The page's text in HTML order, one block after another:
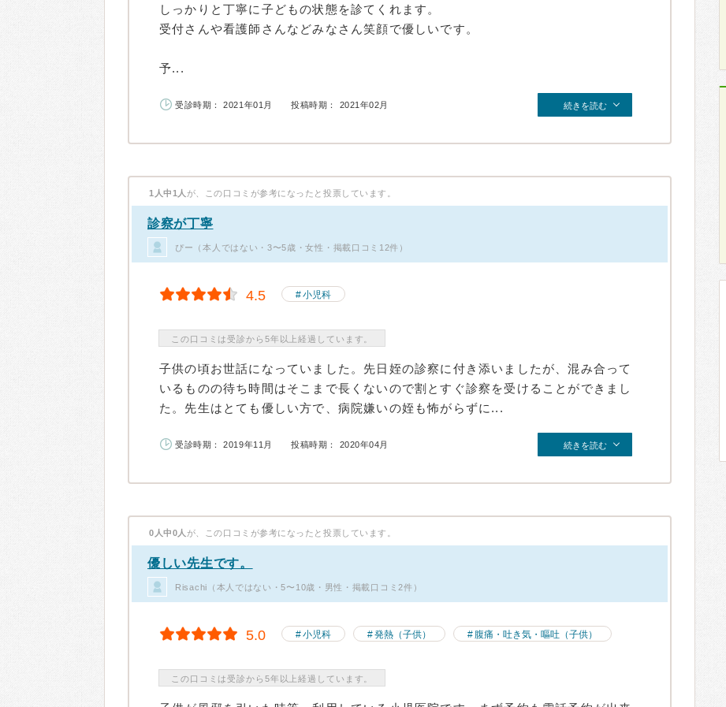
しっかりと丁寧に子どもの状態を診てくれます。
受付さんや看護師さんなどみなさん笑顔で優しいです。
予...
受診時期： 2021年01月 投稿時期： 2021年02月 続きを読む
1人中1人 が、この口コミが参考になったと投票しています。
診察が丁寧
ぴー（本人ではない・3〜5歳・女性・掲載口コミ12件）
4.5 小児科
この口コミは受診から5年以上経過しています。
子供の頃お世話になっていました。先日姪の診察に付き添いましたが、混み合って
いるものの待ち時間はそこまで長くないので割とすぐ診察を受けることができまし
た。先生はとても優しい方で、病院嫌いの姪も怖がらずに...
受診時期： 2019年11月 投稿時期： 2020年04月 続きを読む
0人中0人 が、この口コミが参考になったと投票しています。
優しい先生です。
Risachi（本人ではない・5〜10歳・男性・掲載口コミ2件）
5.0 小児科 発熱（子供） 腹痛・吐き気・嘔吐（子供）
この口コミは受診から5年以上経過しています。